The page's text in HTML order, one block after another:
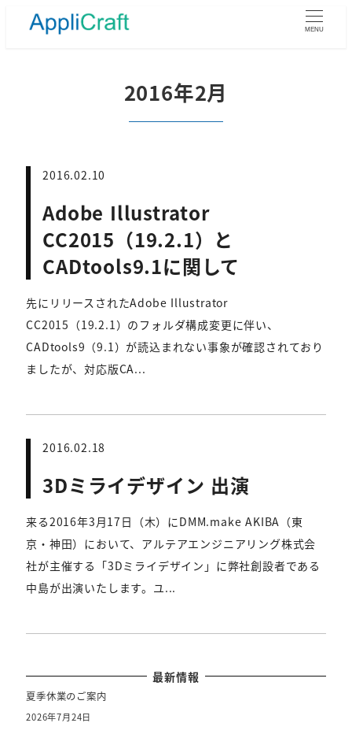
MENU
2016年2月
2016.02.10
Adobe Illustrator
CC2015（19.2.1）と
CADtools9.1に関して
先にリリースされたAdobe Illustrator
CC2015（19.2.1）のフォルダ構成変更に伴い、
CADtools9（9.1）が読込まれない事象が確認されており
ましたが、対応版CA...
2016.02.18
3Dミライデザイン 出演
来る2016年3月17日（木）にDMM.make AKIBA（東
京・神田）において、アルテアエンジニアリング株式会
社が主催する「3Dミライデザイン」に弊社創設者である
中島が出演いたします。ユ...
最新情報
夏季休業のご案内
2026年7月24日